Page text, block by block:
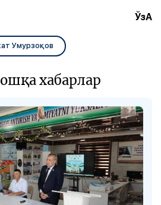
ЎзА
Умурзоқов
хабарлар